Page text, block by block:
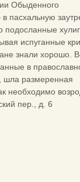
Обыденного
пасхальную
подосланные
испуганные
знали хорошо.
в
шла размеренная
необходимо
пер., д. 6